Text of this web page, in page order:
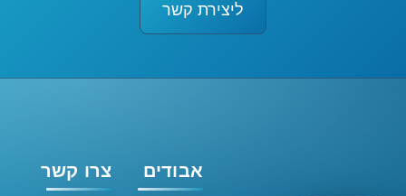
ליצירת קשר
אבודים צרו קשר